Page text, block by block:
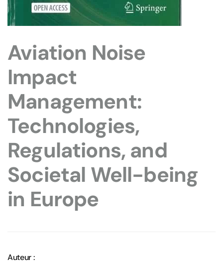
Aviation Noise
Impact
Management:
Technologies,
Regulations, and
Societal Well-being
in Europe
Auteur :